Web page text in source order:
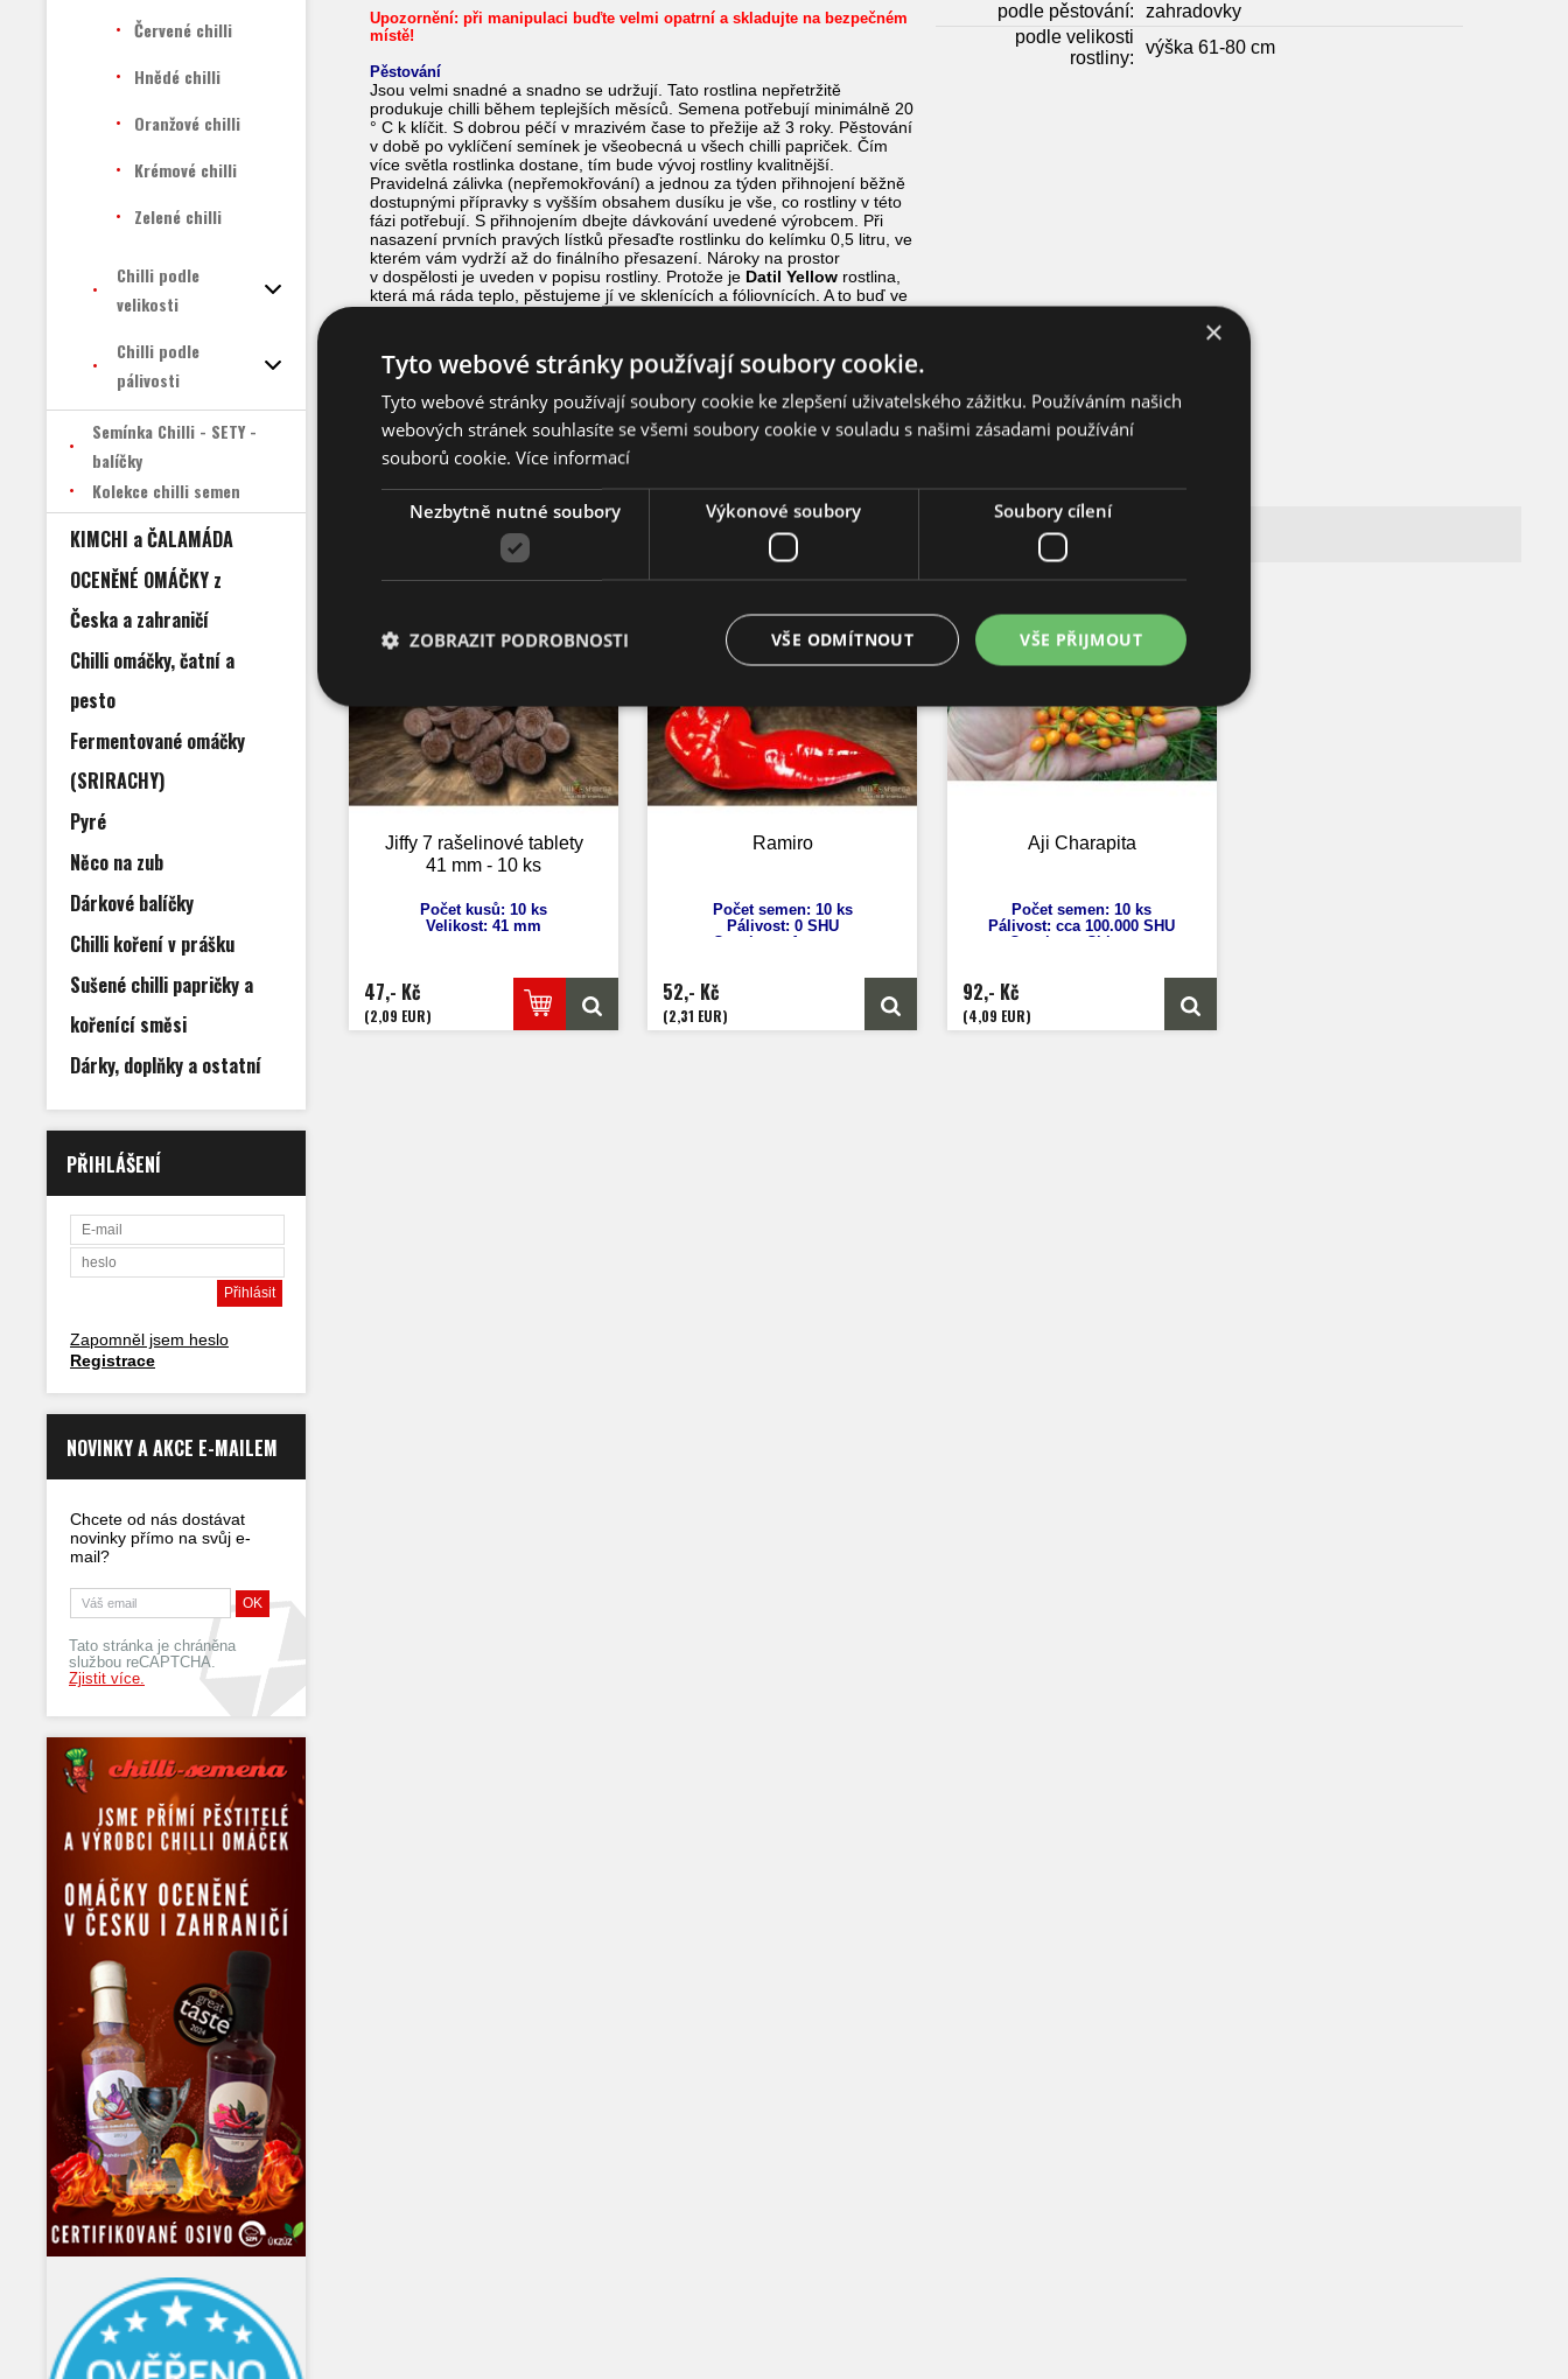
Červené chilli
Hnědé chilli
Oranžové chilli
Krémové chilli
Zelené chilli
Chilli podle
velikosti
Chilli podle
pálivosti
Semínka Chilli - SETY -
balíčky
Kolekce chilli semen
KIMCHI a ČALAMÁDA
OCENĚNÉ OMÁČKY z
Česka a zahraničí
Chilli omáčky, čatní a
pesto
Fermentované omáčky
(SRIRACHY)
Pyré
Něco na zub
Dárkové balíčky
Chilli koření v prášku
Sušené chilli papričky a
kořenící směsi
Dárky, doplňky a ostatní
PŘIHLÁŠENÍ
Zapomněl jsem heslo
Registrace
NOVINKY A AKCE E-MAILEM
Chcete od nás dostávat
novinky přímo na svůj e-
mail?
Tato stránka je chráněna
službou reCAPTCHA.
Zjistit více.
Upozornění:při manipulaci buďte velmi opatrní a skladujte na bezpečném
místě!
Pěstování
Jsou velmi snadné a snadno se udržují. Tato rostlina nepřetržitě
produkuje chilli během teplejších měsíců. Semena potřebují minimálně 20
° C k klíčit. S dobrou péčí v mrazivém čase to přežije až 3 roky. Pěstování
v době po vyklíčení semínek je všeobecná u všech chilli papriček. Čím
více světla rostlinka dostane, tím bude vývoj rostliny kvalitnější.
Pravidelná zálivka (nepřemokřování) a jednou za týden přihnojení běžně
dostupnými přípravky s vyšším obsahem dusíku je vše, co rostliny v této
fázi potřebují. S přihnojením dbejte dávkování uvedené výrobcem. Při
nasazení prvních pravých lístků přesaďte rostlinku do kelímku 0,5 litru, ve
kterém vám vydrží až do finálního přesazení. Nároky na prostor
v dospělosti je uveden v popisu rostliny. Protože je Datil Yellow rostlina,
která má ráda teplo, pěstujeme jí ve sklenících a fóliovnících. A to buď ve
rostlinu ven do polostínu.
podle pěstování:
zahradovky
podle velikosti
rostliny:
výška 61-80 cm
Produkty kupované společně s tímto produktem
TIP
Jiffy 7 rašelinové tablety
41 mm - 10 ks
Počet kusů: 10 ks
Velikost: 41 mm
47,- Kč
(2,09 EUR)
Ramiro
Počet semen: 10 ks
Pálivost: 0 SHU
Capsicum Annuum
Původ: Španělsko
52,- Kč
(2,31 EUR)
Aji Charapita
Počet semen: 10 ks
Pálivost: cca 100.000 SHU
Capsicum Chinense
Velikost plodů: 1x1 cm
92,- Kč
(4,09 EUR)
×
Tyto webové stránky používají soubory cookie.
Tyto webové stránky používají soubory cookie ke zlepšení uživatelského zážitku. Používáním našich
webových stránek souhlasíte se všemi soubory cookie v souladu s našimi zásadami používání
souborů cookie. Více informací
Nezbytně nutné soubory Výkonové soubory Soubory cílení
VŠE PŘIJMOUT
VŠE ODMÍTNOUT
ZOBRAZIT PODROBNOSTI